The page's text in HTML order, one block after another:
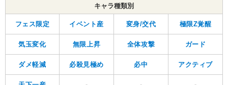
キャラ種類別
フェス限定 イベント産 変身/交代 極限Z覚醒
気玉変化 無限上昇 全体攻撃 ガード
ダメ軽減 必殺見極め 必中 アクティブ